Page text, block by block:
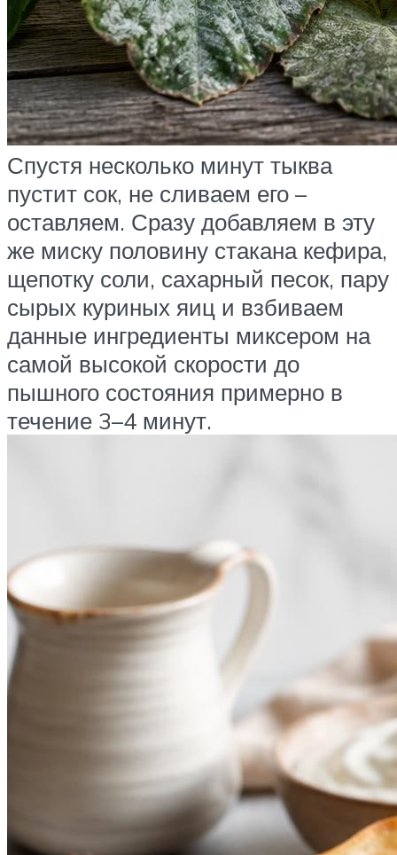
Спустя несколько минут тыква
пустит сок, не сливаем его –
оставляем. Сразу добавляем в эту
же миску половину стакана кефира,
щепотку соли, сахарный песок, пару
сырых куриных яиц и взбиваем
данные ингредиенты миксером на
самой высокой скорости до
пышного состояния примерно в
течение 3–4 минут.